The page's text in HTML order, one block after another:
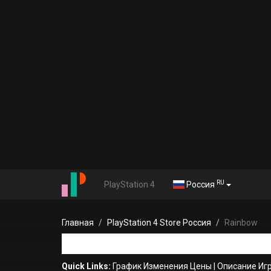
PlayStation 4 Россия RU
Главная PlayStation 4 Store Россия Rainbow
Quick Links: График Изменения Цены Описание